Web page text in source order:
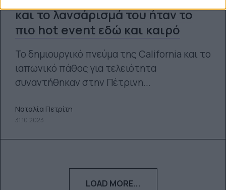
και το λανσάρισμά του ήταν το
πιο hot event εδώ και καιρό
Το δημιουργικό πνεύμα της California και το
ιαπωνικό πάθος για τελειότητα
συναντήθηκαν στην Πέτρινη...
Ναταλία Πετρίτη
31.10.2023
LOAD MORE...